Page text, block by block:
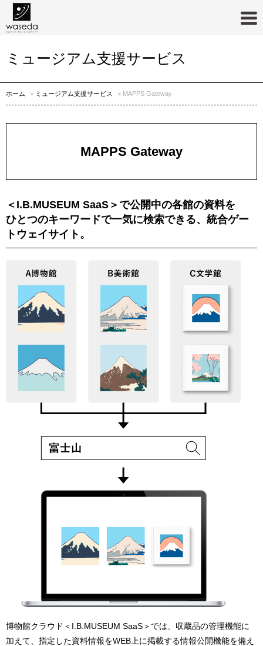
ミュージアム支援サービス
ホーム ミュージアム支援サービス MAPPS Gateway
MAPPS Gateway
＜I.B.MUSEUM SaaS＞で公開中の各館の資料を
ひとつのキーワードで一気に検索できる、統合ゲー
トウェイサイト。
博物館クラウド＜I.B.MUSEUM SaaS＞では、収蔵品の管理機能に
加えて、指定した資料情報をWEB上に掲載する情報公開機能を備え